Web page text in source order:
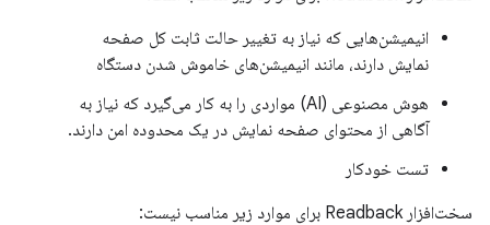
انیمیشن‌هایی که نیاز به تغییر حالت ثابت کل صفحه
نمایش دارند، مانند انیمیشن‌های خاموش شدن دستگاه
هوش مصنوعی (AI) مواردی را به کار می‌گیرد که نیاز به
آگاهی از محتوای صفحه نمایش در یک محدوده امن دارند.
تست خودکار
سخت‌افزار Readback برای موارد زیر مناسب نیست: